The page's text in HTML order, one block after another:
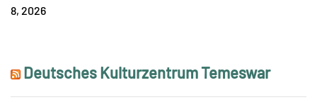
8, 2026
Deutsches Kulturzentrum Temeswar